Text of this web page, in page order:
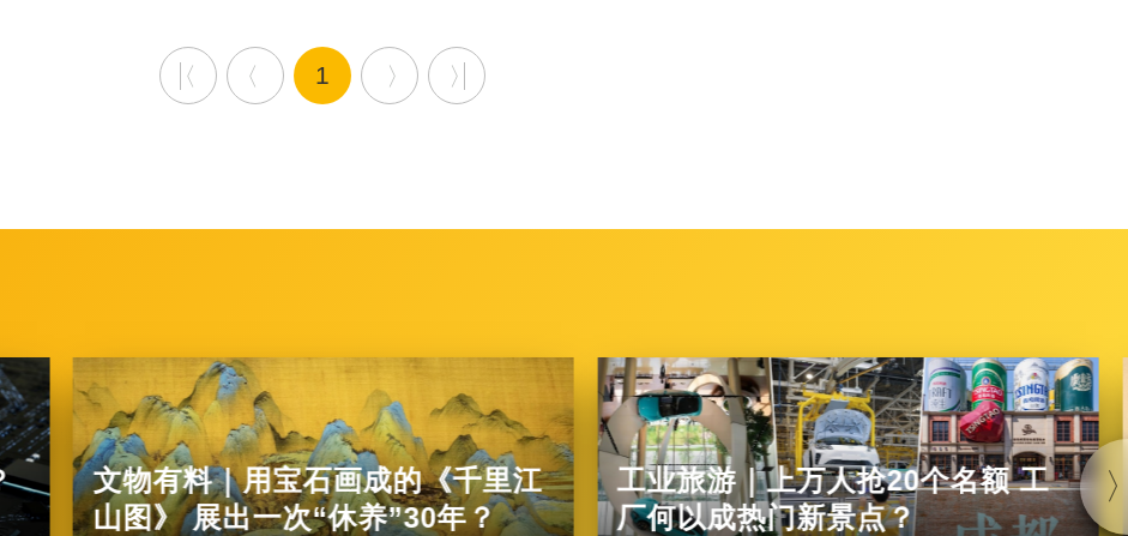
雨，吹面不寒杨柳
风”出自南宋诗僧志南
的《绝句》。
湿未湿，给人一种朦
胧、细腻的感...
“金玉”比喻华
美；“败絮”指破烂的棉
花。此话意思...
1
文物有料｜用宝石画成的《千里江
山图》 展出一次“休养”30年？
工业旅游｜上万人抢20个名额 工
厂何以成热门新景点？